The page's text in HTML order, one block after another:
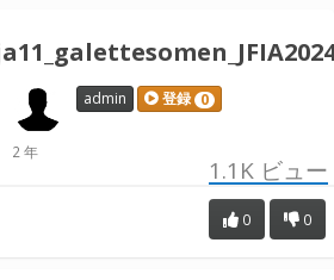
admin 登録 0
2 年
1.1Kビュー
0
0